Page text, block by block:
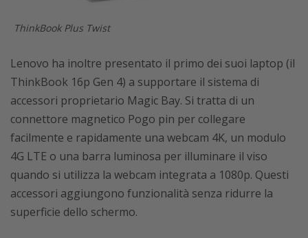
ThinkBook Plus Twist
Lenovo ha inoltre presentato il primo dei suoi laptop (il
ThinkBook 16p Gen 4) a supportare il sistema di
accessori proprietario Magic Bay. Si tratta di un
connettore magnetico Pogo pin per collegare
facilmente e rapidamente una webcam 4K, un modulo
4G LTE o una barra luminosa per illuminare il viso
quando si utilizza la webcam integrata a 1080p. Questi
accessori aggiungono funzionalità senza ridurre la
superficie dello schermo.